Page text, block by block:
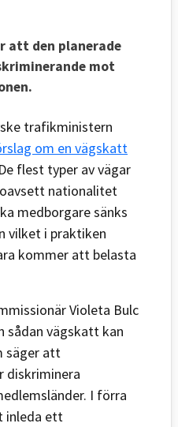
att den planerade
mot
trafikministern
om en vägskatt
flest typer av vägar
nationalitet
medborgare sänks
vilket i praktiken
kommer att belasta
Violeta Bulc
sådan vägskatt kan
säger att
diskriminera
I förra
inleda ett